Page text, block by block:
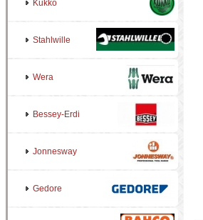
Kukko
Stahlwille
Wera
Bessey-Erdi
Jonnesway
Gedore